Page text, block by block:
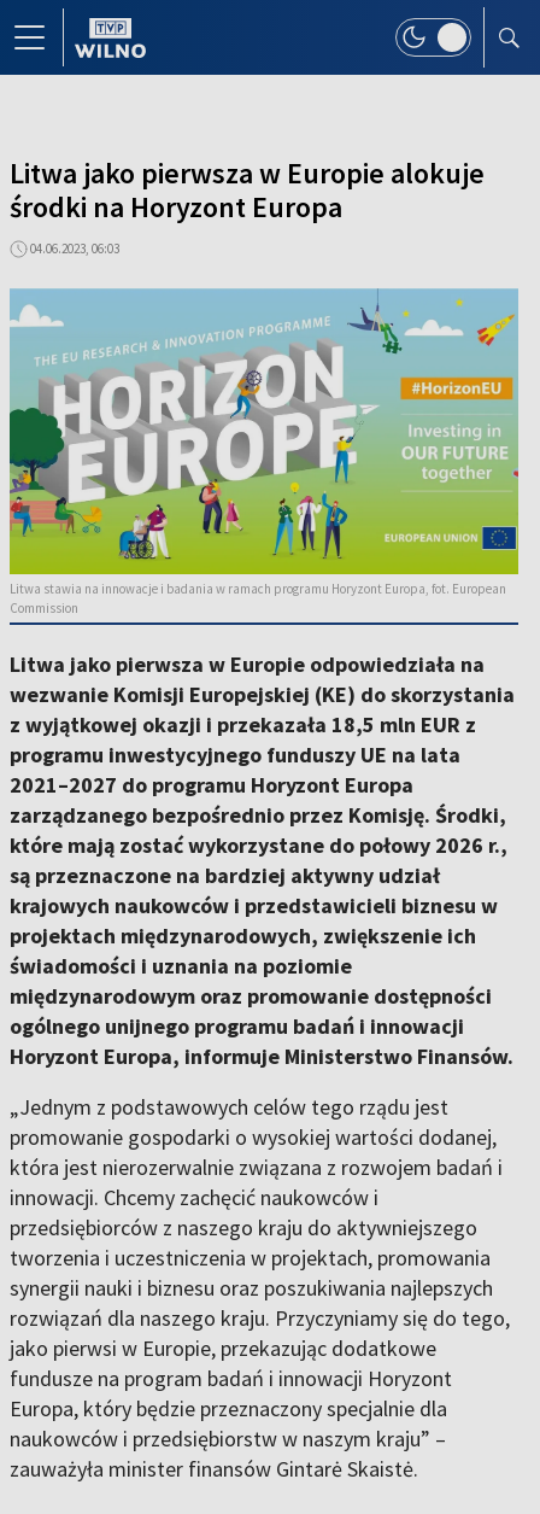
Litwa jako pierwsza w Europie alokuje
środki na Horyzont Europa
04.06.2023, 06:03
Litwa stawia na innowacje i badania w ramach programu Horyzont Europa, fot. European
Commission
Litwa jako pierwsza w Europie odpowiedziała na
wezwanie Komisji Europejskiej (KE) do skorzystania
z wyjątkowej okazji i przekazała 18,5 mln EUR z
programu inwestycyjnego funduszy UE na lata
2021–2027 do programu Horyzont Europa
zarządzanego bezpośrednio przez Komisję. Środki,
które mają zostać wykorzystane do połowy 2026 r.,
są przeznaczone na bardziej aktywny udział
krajowych naukowców i przedstawicieli biznesu w
projektach międzynarodowych, zwiększenie ich
świadomości i uznania na poziomie
międzynarodowym oraz promowanie dostępności
ogólnego unijnego programu badań i innowacji
Horyzont Europa, informuje Ministerstwo Finansów.
„Jednym z podstawowych celów tego rządu jest
promowanie gospodarki o wysokiej wartości dodanej,
która jest nierozerwalnie związana z rozwojem badań i
innowacji. Chcemy zachęcić naukowców i
przedsiębiorców z naszego kraju do aktywniejszego
tworzenia i uczestniczenia w projektach, promowania
synergii nauki i biznesu oraz poszukiwania najlepszych
rozwiązań dla naszego kraju. Przyczyniamy się do tego,
jako pierwsi w Europie, przekazując dodatkowe
fundusze na program badań i innowacji Horyzont
Europa, który będzie przeznaczony specjalnie dla
naukowców i przedsiębiorstw w naszym kraju” –
zauważyła minister finansów Gintarė Skaistė.